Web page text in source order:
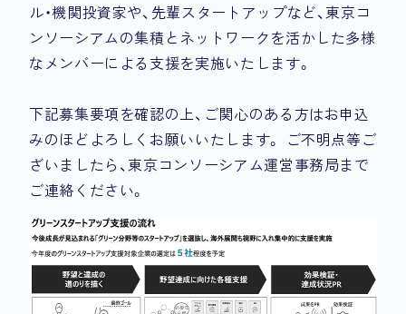
ル・機関投資家や、先輩スタートアップなど、東京コ
ンソーシアムの集積とネットワークを活かした多様
なメンバーによる支援を実施いたします。
下記募集要項を確認の上、ご関心のある方はお申込
みのほどよろしくお願いいたします。 ご不明点等ご
ざいましたら、東京コンソーシアム運営事務局まで
ご連絡ください。